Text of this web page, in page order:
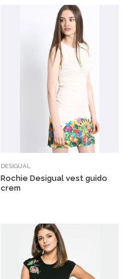
DESIGUAL
Rochie Desigual vest guido
crem